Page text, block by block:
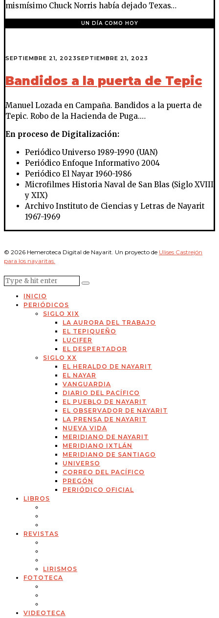
mismísimo Chuck Norris había dejado Texas…
UN DÍA COMO HOY
SEPTIEMBRE 21, 2023SEPTIEMBRE 21, 2023
Bandidos a la puerta de Tepic
Manuel Lozada en Campaña. Bandidos a la puerta de
Tepic. Robo de la Hacienda de Puga.…
En proceso de Digitalización:
Periódico Universo 1989-1990 (UAN)
Periódico Enfoque Informativo 2004
Periódico El Nayar 1960-1986
Microfilmes Historia Naval de San Blas (Siglo XVIII
y XIX)
Archivo Instituto de Ciencias y Letras de Nayarit
1967-1969
© 2026 Hemeroteca Digital de Nayarit. Un proyecto de Ulises Castrejón
para los nayaritas.
INICIO
PERIÓDICOS
SIGLO XIX
LA AURORA DEL TRABAJO
EL TEPIQUEÑO
LUCIFER
EL DESPERTADOR
SIGLO XX
EL HERALDO DE NAYARIT
EL NAYAR
VANGUARDIA
DIARIO DEL PACÍFICO
EL PUEBLO DE NAYARIT
EL OBSERVADOR DE NAYARIT
LA PRENSA DE NAYARIT
NUEVA VIDA
MERIDIANO DE NAYARIT
MERIDIANO IXTLÁN
MERIDIANO DE SANTIAGO
UNIVERSO
CORREO DEL PACÍFICO
PREGÓN
PERIÓDICO OFICIAL
LIBROS
REVISTAS
LIRISMOS
FOTOTECA
VIDEOTECA